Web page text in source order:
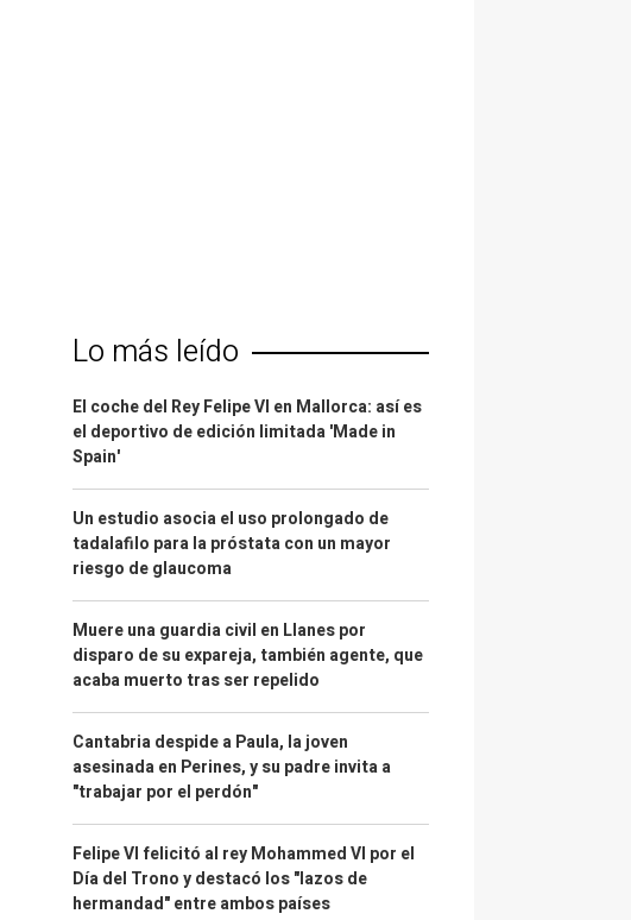
Lo más leído
El coche del Rey Felipe VI en Mallorca: así es
el deportivo de edición limitada 'Made in
Spain'
Un estudio asocia el uso prolongado de
tadalafilo para la próstata con un mayor
riesgo de glaucoma
Muere una guardia civil en Llanes por
disparo de su expareja, también agente, que
acaba muerto tras ser repelido
Cantabria despide a Paula, la joven
asesinada en Perines, y su padre invita a
"trabajar por el perdón"
Felipe VI felicitó al rey Mohammed VI por el
Día del Trono y destacó los "lazos de
hermandad" entre ambos países